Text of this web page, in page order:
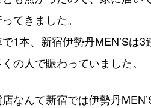
てきました。
1本、新宿伊勢丹MEN’Sは
の人で賑わっていました。
なんて新宿では伊勢丹